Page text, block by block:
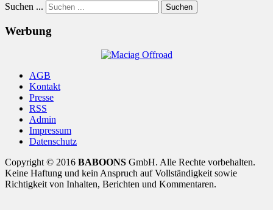
Suchen ... Suchen
Werbung
AGB
Kontakt
Presse
RSS
Admin
Impressum
Datenschutz
Copyright © 2016 BABOONS GmbH. Alle Rechte vorbehalten.
Keine Haftung und kein Anspruch auf Vollständigkeit sowie
Richtigkeit von Inhalten, Berichten und Kommentaren.